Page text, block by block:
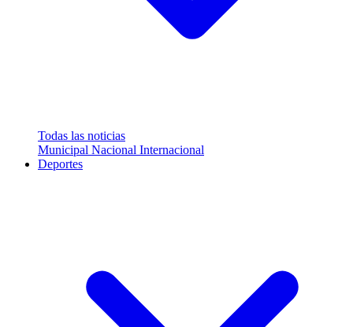
Todas las noticias
Municipal Nacional Internacional
Deportes